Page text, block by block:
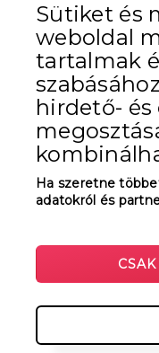
Sütiket és
weboldal
tartalmak
hirdető-
Ha szeretne
adatokról és